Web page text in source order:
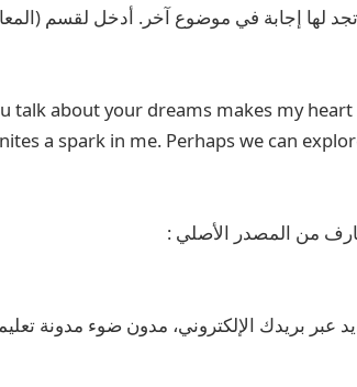
لها إجابة في موضوع آخر. أدخل لقسم
talk about your dreams makes my
a spark in me. Perhaps we can
من المصدر الأصلي :
عبر بريدك الإلكتروني، مدون ضوء مدونة